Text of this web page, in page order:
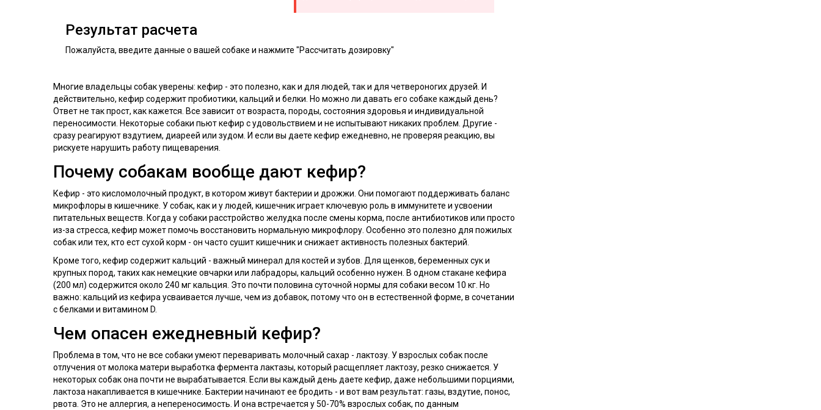
Результат расчета
Пожалуйста, введите данные о вашей собаке и нажмите "Рассчитать дозировку"
Многие владельцы собак уверены: кефир - это полезно, как и для людей, так и для четвероногих друзей. И
действительно, кефир содержит пробиотики, кальций и белки. Но можно ли давать его собаке каждый день?
Ответ не так прост, как кажется. Все зависит от возраста, породы, состояния здоровья и индивидуальной
переносимости. Некоторые собаки пьют кефир с удовольствием и не испытывают никаких проблем. Другие -
сразу реагируют вздутием, диареей или зудом. И если вы даете кефир ежедневно, не проверяя реакцию, вы
рискуете нарушить работу пищеварения.
Почему собакам вообще дают кефир?
Кефир - это кисломолочный продукт, в котором живут бактерии и дрожжи. Они помогают поддерживать баланс
микрофлоры в кишечнике. У собак, как и у людей, кишечник играет ключевую роль в иммунитете и усвоении
питательных веществ. Когда у собаки расстройство желудка после смены корма, после антибиотиков или просто
из-за стресса, кефир может помочь восстановить нормальную микрофлору. Особенно это полезно для пожилых
собак или тех, кто ест сухой корм - он часто сушит кишечник и снижает активность полезных бактерий.
Кроме того, кефир содержит кальций - важный минерал для костей и зубов. Для щенков, беременных сук и
крупных пород, таких как немецкие овчарки или лабрадоры, кальций особенно нужен. В одном стакане кефира
(200 мл) содержится около 240 мг кальция. Это почти половина суточной нормы для собаки весом 10 кг. Но
важно: кальций из кефира усваивается лучше, чем из добавок, потому что он в естественной форме, в сочетании
с белками и витамином D.
Чем опасен ежедневный кефир?
Проблема в том, что не все собаки умеют переваривать молочный сахар - лактозу. У взрослых собак после
отлучения от молока матери выработка фермента лактазы, который расщепляет лактозу, резко снижается. У
некоторых собак она почти не вырабатывается. Если вы каждый день даете кефир, даже небольшими порциями,
лактоза накапливается в кишечнике. Бактерии начинают ее бродить - и вот вам результат: газы, вздутие, понос,
рвота. Это не аллергия, а непереносимость. И она встречается у 50-70% взрослых собак, по данным